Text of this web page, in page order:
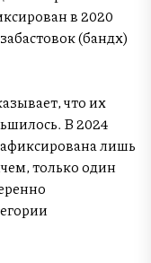
в 2020
(бандх)
что их
В 2024
лишь
только один